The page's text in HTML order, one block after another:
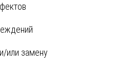
или замену